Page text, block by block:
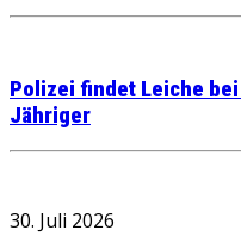
Polizei findet Leiche
Jähriger
30. Juli 2026